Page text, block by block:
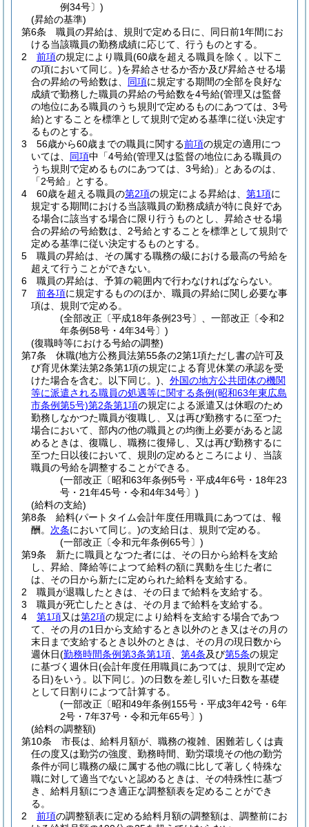
例34号〕)
(昇給の基準)
第6条
職員の昇給は、規則で定める日に、同日前1年間にお
ける当該職員の勤務成績に応じて、行うものとする。
2
前項の規定により職員(60歳を超える職員を除く。以下こ
の項において同じ。)を昇給させるか否か及び昇給させる場
合の昇給の号給数は、 同項に規定する期間の全部を良好な
成績で勤務した職員の昇給の号給数を4号給(管理又は監督
の地位にある職員のうち規則で定めるものにあつては、3号
給)とすることを標準として規則で定める基準に従い決定す
るものとする。
3
56歳から60歳までの職員に関する前項の規定の適用につ
いては、 同項中「4号給(管理又は監督の地位にある職員の
うち規則で定めるものにあつては、3号給) 」とあるのは、
「2号給」とする。
4
60歳を超える職員の第2項の規定による昇給は、 第1項に
規定する期間における当該職員の勤務成績が特に良好であ
る場合に該当する場合に限り行うものとし、昇給させる場
合の昇給の号給数は、2号給とすることを標準として規則で
定める基準に従い決定するものとする。
5
職員の昇給は、その属する職務の級における最高の号給を
超えて行うことができない。
6
職員の昇給は、予算の範囲内で行わなければならない。
7
前各項に規定するもののほか、職員の昇給に関し必要な事
項は、規則で定める。
(全部改正〔平成18年条例23号〕、一部改正〔令和2
年条例58号・4年34号〕)
(復職時等における号給の調整)
第7条
休職(地方公務員法第55条の2第1項ただし書の許可及
び育児休業法第2条第1項の規定による育児休業の承認を受
けた場合を含む。以下同じ。)
外国の地方公共団体の機関
等に派遣される職員の処遇等に関する条例(昭和63年東広島
市条例第5号)第2条第1項の規定による派遣又は休暇のため
勤務しなかつた職員が復職し、又は再び勤務するに至つた
場合において、部内の他の職員との均衡上必要があると認
めるときは、復職し、職務に復帰し、又は再び勤務するに
至つた日以後において、規則の定めるところにより、当該
職員の号給を調整することができる。
(一部改正〔昭和63年条例5号・平成4年6号・18年23
号・21年45号・令和4年34号〕)
(給料の支給)
第8条
給料(パートタイム会計年度任用職員にあつては、報
酬。 次条において同じ。)の支給日は、規則で定める。
(一部改正〔令和元年条例65号〕)
第9条
新たに職員となつた者には、その日から給料を支給
し、昇給、降給等によつて給料の額に異動を生じた者に
は、その日から新たに定められた給料を支給する。
2
職員が退職したときは、その日まで給料を支給する。
3
職員が死亡したときは、その月まで給料を支給する。
4
第1項又は第2項の規定により給料を支給する場合であつ
て、その月の1日から支給するとき以外のとき又はその月の
末日まで支給するとき以外のときは、その月の現日数から
週休日(勤務時間条例第3条第1項 第4条及び第5条の規定
に基づく週休日(会計年度任用職員にあつては、規則で定め
る日)をいう。以下同じ。)の日数を差し引いた日数を基礎
として日割りによつて計算する。
(一部改正〔昭和49年条例155号・平成3年42号・6年
2号・7年37号・令和元年65号〕)
(給料の調整額)
第10条
市長は、給料月額が、職務の複雑、困難若しくは責
任の度又は勤労の強度、勤務時間、勤労環境その他の勤労
条件が同じ職務の級に属する他の職に比して著しく特殊な
職に対して適当でないと認めるときは、その特殊性に基づ
き、給料月額につき適正な調整額表を定めることができ
る。
2
前項の調整額表に定める給料月額の調整額は、調整前にお